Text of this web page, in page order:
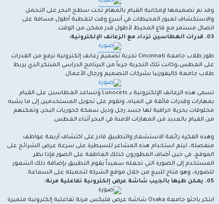
وقد تم تصميمها لإمكانية القيام بالمهام تحت سطح البحر على التحمل
والاستكشاف لعبور المحيطات في أسرع وقت لتغطية أطول مسافة على
اتصال مستمر مع قاع المحيط لأطول قدر ممكن من الوقت.
03. قدرات الغطاسين تزداد مع الزعانف الإلكترونية:
طور طلاب جامعة Cincinnati تجربة تصميم زعانف إلكترونية ترفع من القدرات
على الغطس،وكانت تلك التجربة جزءاً من البرنامج الدراسي المبتكر الذي يربط
طلاب جامعة كاليفورنيا بشركات التصميم ورجال الأعمال.
تسمى هذه الزعانف الإلكترونية بـ Lunocets وتساعد الغطاسين على القيام
بمهارات وقدرات فائقة في المياه، وتقوم على تحويل المستخدمين إلى ما يشبه
مخلوقات بحرية خرافية لها جسد رجل وذيل سمكة كحوريات البحر، وتمكنهم
من القيام بالعديد من المهارات الآمنة في البحر أثناء الغطس.
وهذه الفكرة رائعة الاستشعار والتطبيق قادر على اكتشاف أربعة عواطف
منفصلة، ليتم استخدام هذه المشاعر للسيطرة على سرعة عرض الشرائح على
الموقع، في حين أضاف المطورون كذلك العاطفة على الصور فإذا نظر
المستخدم إلى الصورة التي تجعله سعيداً يقوم التطبيق بإضافة ذلك الشعور
للصورة، وهو متاح للبيع من خلال موقع الشركة لتحميله على السماعة.
05. يمكن طيها بالجيب شاشة عرض إلكترونية تفاعلية مرنة:
ابتكر باحثو جامعة Osaka شاشة عرض فليكس مرنة تفاعلية إلكترونية متميزة